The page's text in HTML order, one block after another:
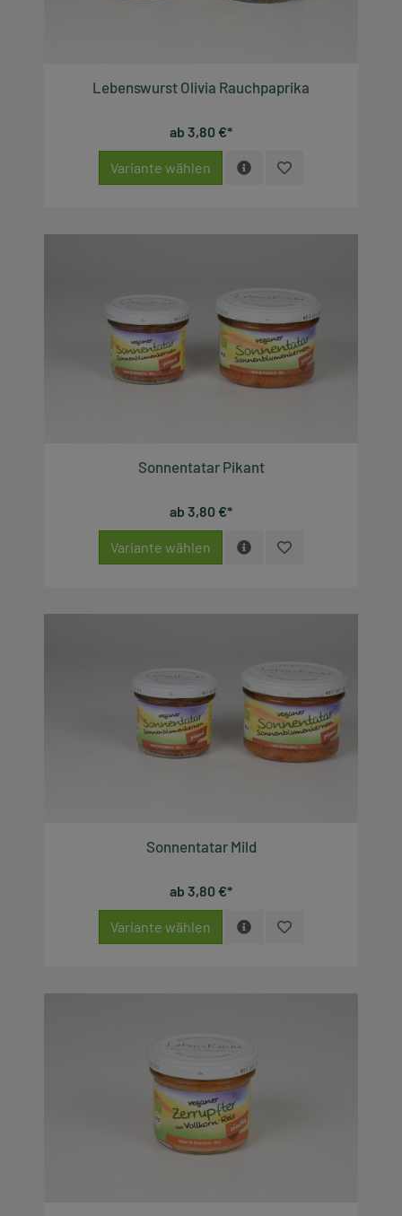
Lebenswurst Olivia Rauchpaprika
ab 3,80 €*
Variante wählen
Sonnentatar Pikant
ab 3,80 €*
Variante wählen
Sonnentatar Mild
ab 3,80 €*
Variante wählen